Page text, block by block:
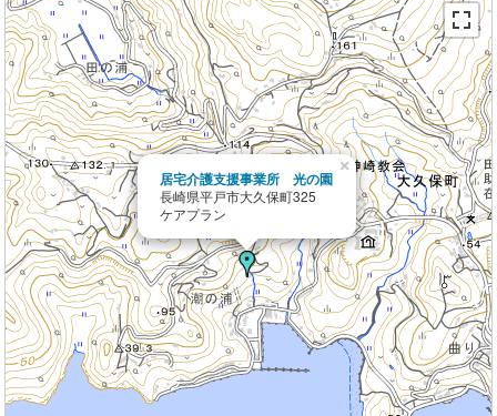
居宅介護支援事業所 光の園
長崎県平戸市大久保町325
ケアプラン
×